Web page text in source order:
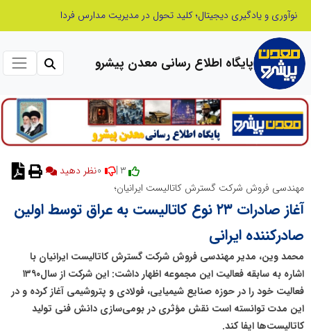
پایگاه اطلاع رسانی معدن پیشرو
3 |
مهندسی فروش شرکت گسترش کاتالیست ایرانیان؛
آغاز صادرات ۲۳ نوع کاتالیست به عراق توسط اولین
صادرکننده ایرانی
محمد وین، مدیر مهندسی فروش شرکت گسترش کاتالیست ایرانیان با
اشاره به سابقه فعالیت این مجموعه اظهار داشت: این شرکت از سال۱۳۹۰
فعالیت خود را در حوزه صنایع شیمیایی، فولادی و پتروشیمی آغاز کرده و در
این مدت توانسته است نقش مؤثری در بومی‌سازی دانش فنی تولید
کاتالیست‌ها ایفا کند.